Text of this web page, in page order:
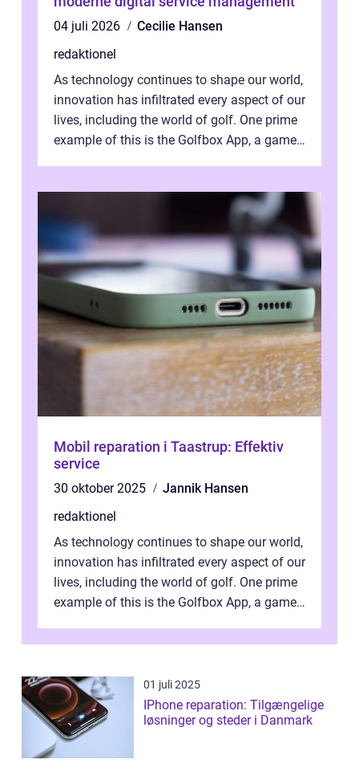
04 juli 2026
Cecilie Hansen
redaktionel
As technology continues to shape our world,
innovation has infiltrated every aspect of our
lives, including the world of golf. One prime
example of this is the Golfbox App, a game-
Mobil reparation i Taastrup: Effektiv
service
30 oktober 2025
Jannik Hansen
redaktionel
As technology continues to shape our world,
innovation has infiltrated every aspect of our
lives, including the world of golf. One prime
example of this is the Golfbox App, a game-
01 juli 2025
IPhone reparation: Tilgængelige
løsninger og steder i Danmark